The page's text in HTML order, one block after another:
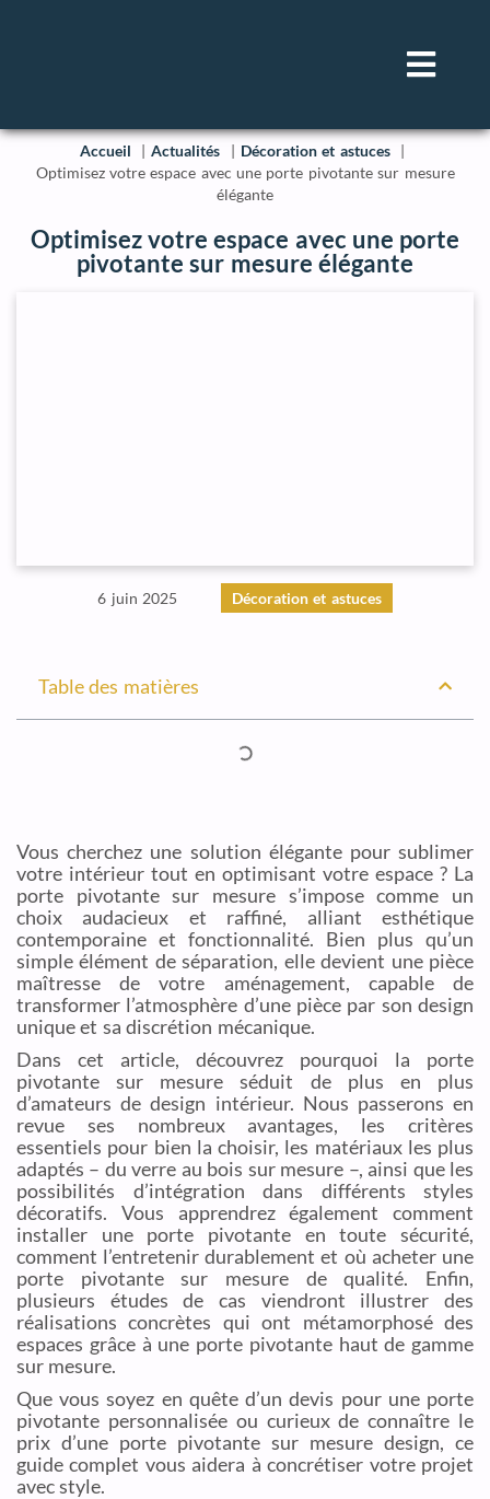
Accueil Actualités
Décoration et astuces
Optimisez votre espace avec une porte pivotante sur mesure
élégante
Optimisez votre espace avec une porte
pivotante sur mesure élégante
6 juin 2025 Décoration et astuces
Table des matières
Vous cherchez une solution élégante pour sublimer
votre intérieur tout en optimisant votre espace ? La
porte pivotante sur mesure s’impose comme un
choix audacieux et raffiné, alliant esthétique
contemporaine et fonctionnalité. Bien plus qu’un
simple élément de séparation, elle devient une pièce
maîtresse de votre aménagement, capable de
transformer l’atmosphère d’une pièce par son design
unique et sa discrétion mécanique.
Dans cet article, découvrez pourquoi la porte
pivotante sur mesure séduit de plus en plus
d’amateurs de design intérieur. Nous passerons en
revue ses nombreux avantages, les critères
essentiels pour bien la choisir, les matériaux les plus
adaptés – du verre au bois sur mesure –, ainsi que les
possibilités d’intégration dans différents styles
décoratifs. Vous apprendrez également comment
installer une porte pivotante en toute sécurité,
comment l’entretenir durablement et où acheter une
porte pivotante sur mesure de qualité. Enfin,
plusieurs études de cas viendront illustrer des
réalisations concrètes qui ont métamorphosé des
espaces grâce à une porte pivotante haut de gamme
sur mesure.
Que vous soyez en quête d’un devis pour une porte
pivotante personnalisée ou curieux de connaître le
prix d’une porte pivotante sur mesure design, ce
guide complet vous aidera à concrétiser votre projet
avec style.